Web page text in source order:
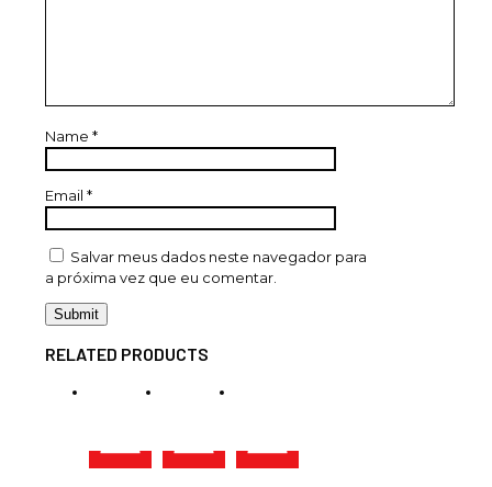
Name *
Email *
Salvar meus dados neste navegador para
a próxima vez que eu comentar.
RELATED PRODUCTS